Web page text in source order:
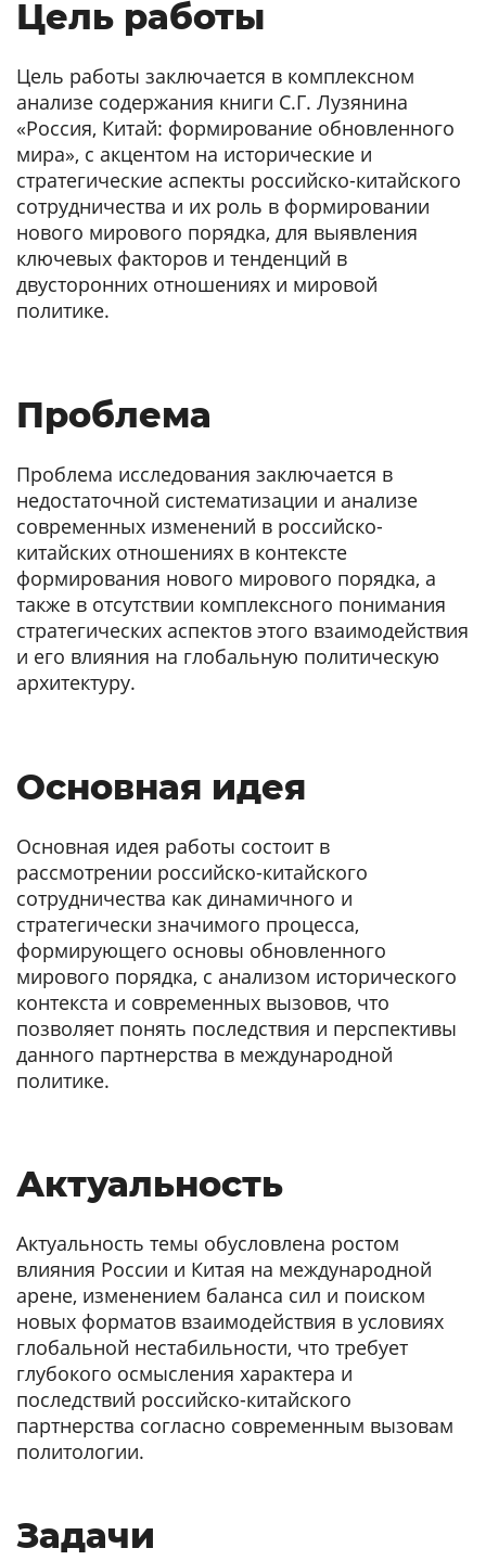
Цель работы
Цель работы заключается в комплексном
анализе содержания книги С.Г. Лузянина
«Россия, Китай: формирование обновленного
мира», с акцентом на исторические и
стратегические аспекты российско-китайского
сотрудничества и их роль в формировании
нового мирового порядка, для выявления
ключевых факторов и тенденций в
двусторонних отношениях и мировой
политике.
Проблема
Проблема исследования заключается в
недостаточной систематизации и анализе
современных изменений в российско-
китайских отношениях в контексте
формирования нового мирового порядка, а
также в отсутствии комплексного понимания
стратегических аспектов этого взаимодействия
и его влияния на глобальную политическую
архитектуру.
Основная идея
Основная идея работы состоит в
рассмотрении российско-китайского
сотрудничества как динамичного и
стратегически значимого процесса,
формирующего основы обновленного
мирового порядка, с анализом исторического
контекста и современных вызовов, что
позволяет понять последствия и перспективы
данного партнерства в международной
политике.
Актуальность
Актуальность темы обусловлена ростом
влияния России и Китая на международной
арене, изменением баланса сил и поиском
новых форматов взаимодействия в условиях
глобальной нестабильности, что требует
глубокого осмысления характера и
последствий российско-китайского
партнерства согласно современным вызовам
политологии.
Задачи